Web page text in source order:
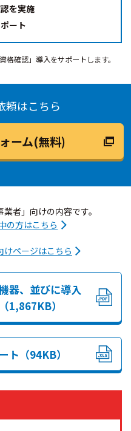
を実施
ート
確認」導入をサポートします。
頼はこちら
ーム(無料)
者」向けの内容です。
の方はこちら
けページはこちら
器、並びに導入
1,867KB）
ト（94KB）